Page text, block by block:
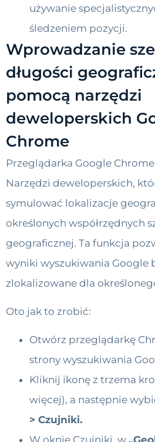
używanie
śledzeniem pozycji.
Wprowadzanie
długości
pomocą narzędzi
deweloperskich
Chrome
Przeglądarka Google
Narzędzi deweloperskich,
symulować lokalizacje
określonych współrzędnych
geograficznej. Ta funkcja
wyniki wyszukiwania Google
zlokalizowane dla
Oto jak to zrobić:
Otwórz przeglądarkę
strony wyszukiwania
Kliknij ikonę z trzema
więcej), a następnie
> Czujniki.